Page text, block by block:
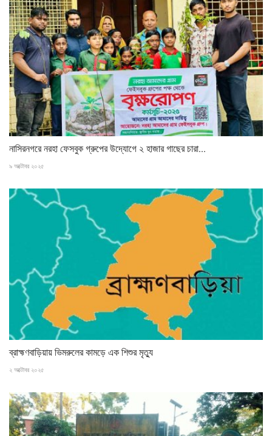
নাসিরনগরে নরহা ফেসবুক গ্রুপের উদ্যোগে ২ হাজার গাছের চারা...
৯ অক্টোবর ২০২৫
ব্রাহ্মণবাড়িয়ায় ভিমরুলের কামড়ে এক শিশুর মৃত্যু
২ অক্টোবর ২০২৫